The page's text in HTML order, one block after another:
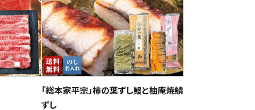
「総本家平宗」柿の葉ずし鰻と柚庵焼鯖
ずし